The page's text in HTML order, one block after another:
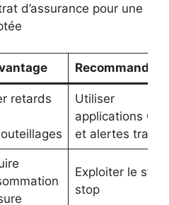
d’assurance pour une
retards
Utiliser
applications
et alertes trafic
Exploiter le start
stop